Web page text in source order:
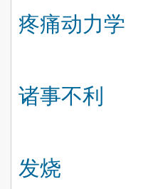
疼痛动力学
诸事不利
发烧